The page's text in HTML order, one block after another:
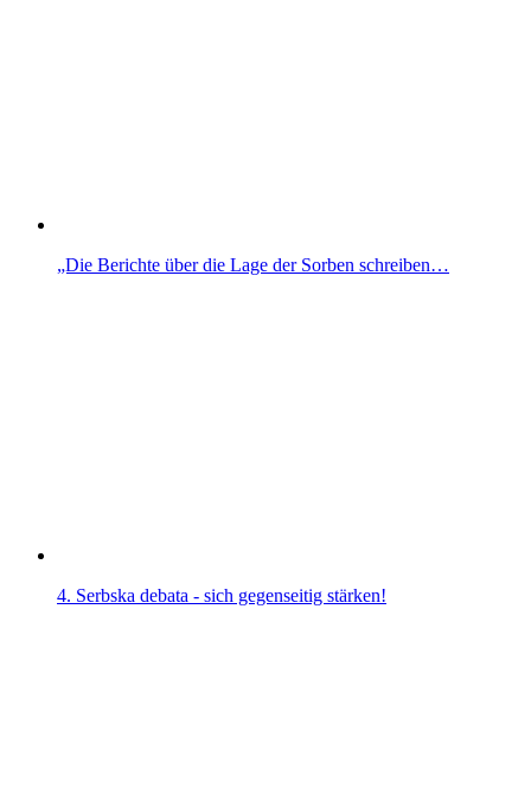
„Die Berichte über die Lage der Sorben schreiben…
4. Serbska debata - sich gegenseitig stärken!